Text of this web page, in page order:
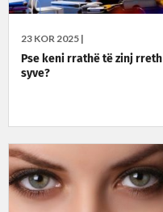
23 KOR 2025 |
Pse keni rrathë të zinj rreth
syve?